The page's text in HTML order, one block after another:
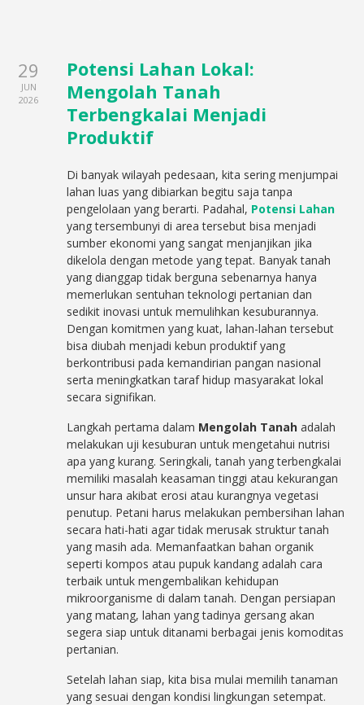
29
JUN
2026
Potensi Lahan Lokal:
Mengolah Tanah
Terbengkalai Menjadi
Produktif
Di banyak wilayah pedesaan, kita sering menjumpai
lahan luas yang dibiarkan begitu saja tanpa
pengelolaan yang berarti. Padahal, Potensi Lahan
yang tersembunyi di area tersebut bisa menjadi
sumber ekonomi yang sangat menjanjikan jika
dikelola dengan metode yang tepat. Banyak tanah
yang dianggap tidak berguna sebenarnya hanya
memerlukan sentuhan teknologi pertanian dan
sedikit inovasi untuk memulihkan kesuburannya.
Dengan komitmen yang kuat, lahan-lahan tersebut
bisa diubah menjadi kebun produktif yang
berkontribusi pada kemandirian pangan nasional
serta meningkatkan taraf hidup masyarakat lokal
secara signifikan.
Langkah pertama dalam Mengolah Tanah adalah
melakukan uji kesuburan untuk mengetahui nutrisi
apa yang kurang. Seringkali, tanah yang terbengkalai
memiliki masalah keasaman tinggi atau kekurangan
unsur hara akibat erosi atau kurangnya vegetasi
penutup. Petani harus melakukan pembersihan lahan
secara hati-hati agar tidak merusak struktur tanah
yang masih ada. Memanfaatkan bahan organik
seperti kompos atau pupuk kandang adalah cara
terbaik untuk mengembalikan kehidupan
mikroorganisme di dalam tanah. Dengan persiapan
yang matang, lahan yang tadinya gersang akan
segera siap untuk ditanami berbagai jenis komoditas
pertanian.
Setelah lahan siap, kita bisa mulai memilih tanaman
yang sesuai dengan kondisi lingkungan setempat.